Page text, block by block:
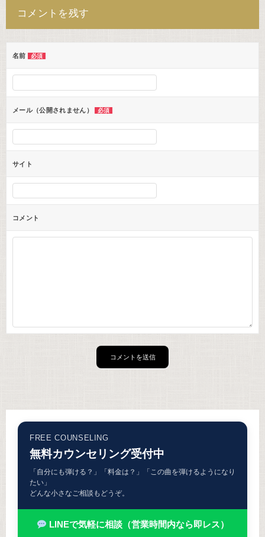
ー
シ
ョ
ン
コメントを残す
名前 必須
メール（公開されません） 必須
サイト
コメント
FREE COUNSELING
無料カウンセリング受付中
「自分にも弾ける？」「料金は？」「この曲を弾けるようになり
たい」
どんな小さなご相談もどうぞ。
LINEで気軽に相談（営業時間内なら即レス）